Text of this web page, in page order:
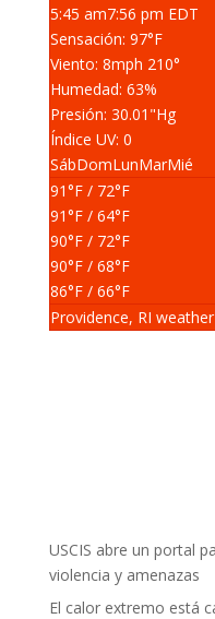
5:45 am7:56 pm EDT
Sensación: 97°F
Viento: 8mph 210°
Humedad: 63%
Presión: 30.01 "Hg
Índice UV: 0
SábDomLunMarMié
91°F/ 72°F
91°F/ 64°F
90°F/ 72°F
90°F/ 68°F
86°F/ 66°F
Providence, RI
USCIS abre un portal
violencia y amenazas
El calor extremo está